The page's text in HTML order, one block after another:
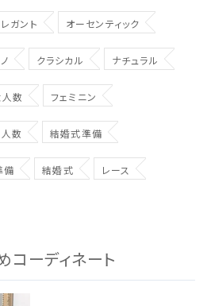
ガント オーセンティック
クラシカル ナチュラル
人数 フェミニン
数 結婚式準備
備 結婚式 レース
コーディネート